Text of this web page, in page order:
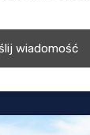
wiadomość